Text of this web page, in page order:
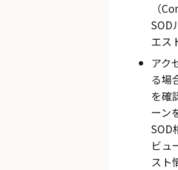
（
SOD
エス
アク
る場
を確
ーン
SOD
ビュ
スト